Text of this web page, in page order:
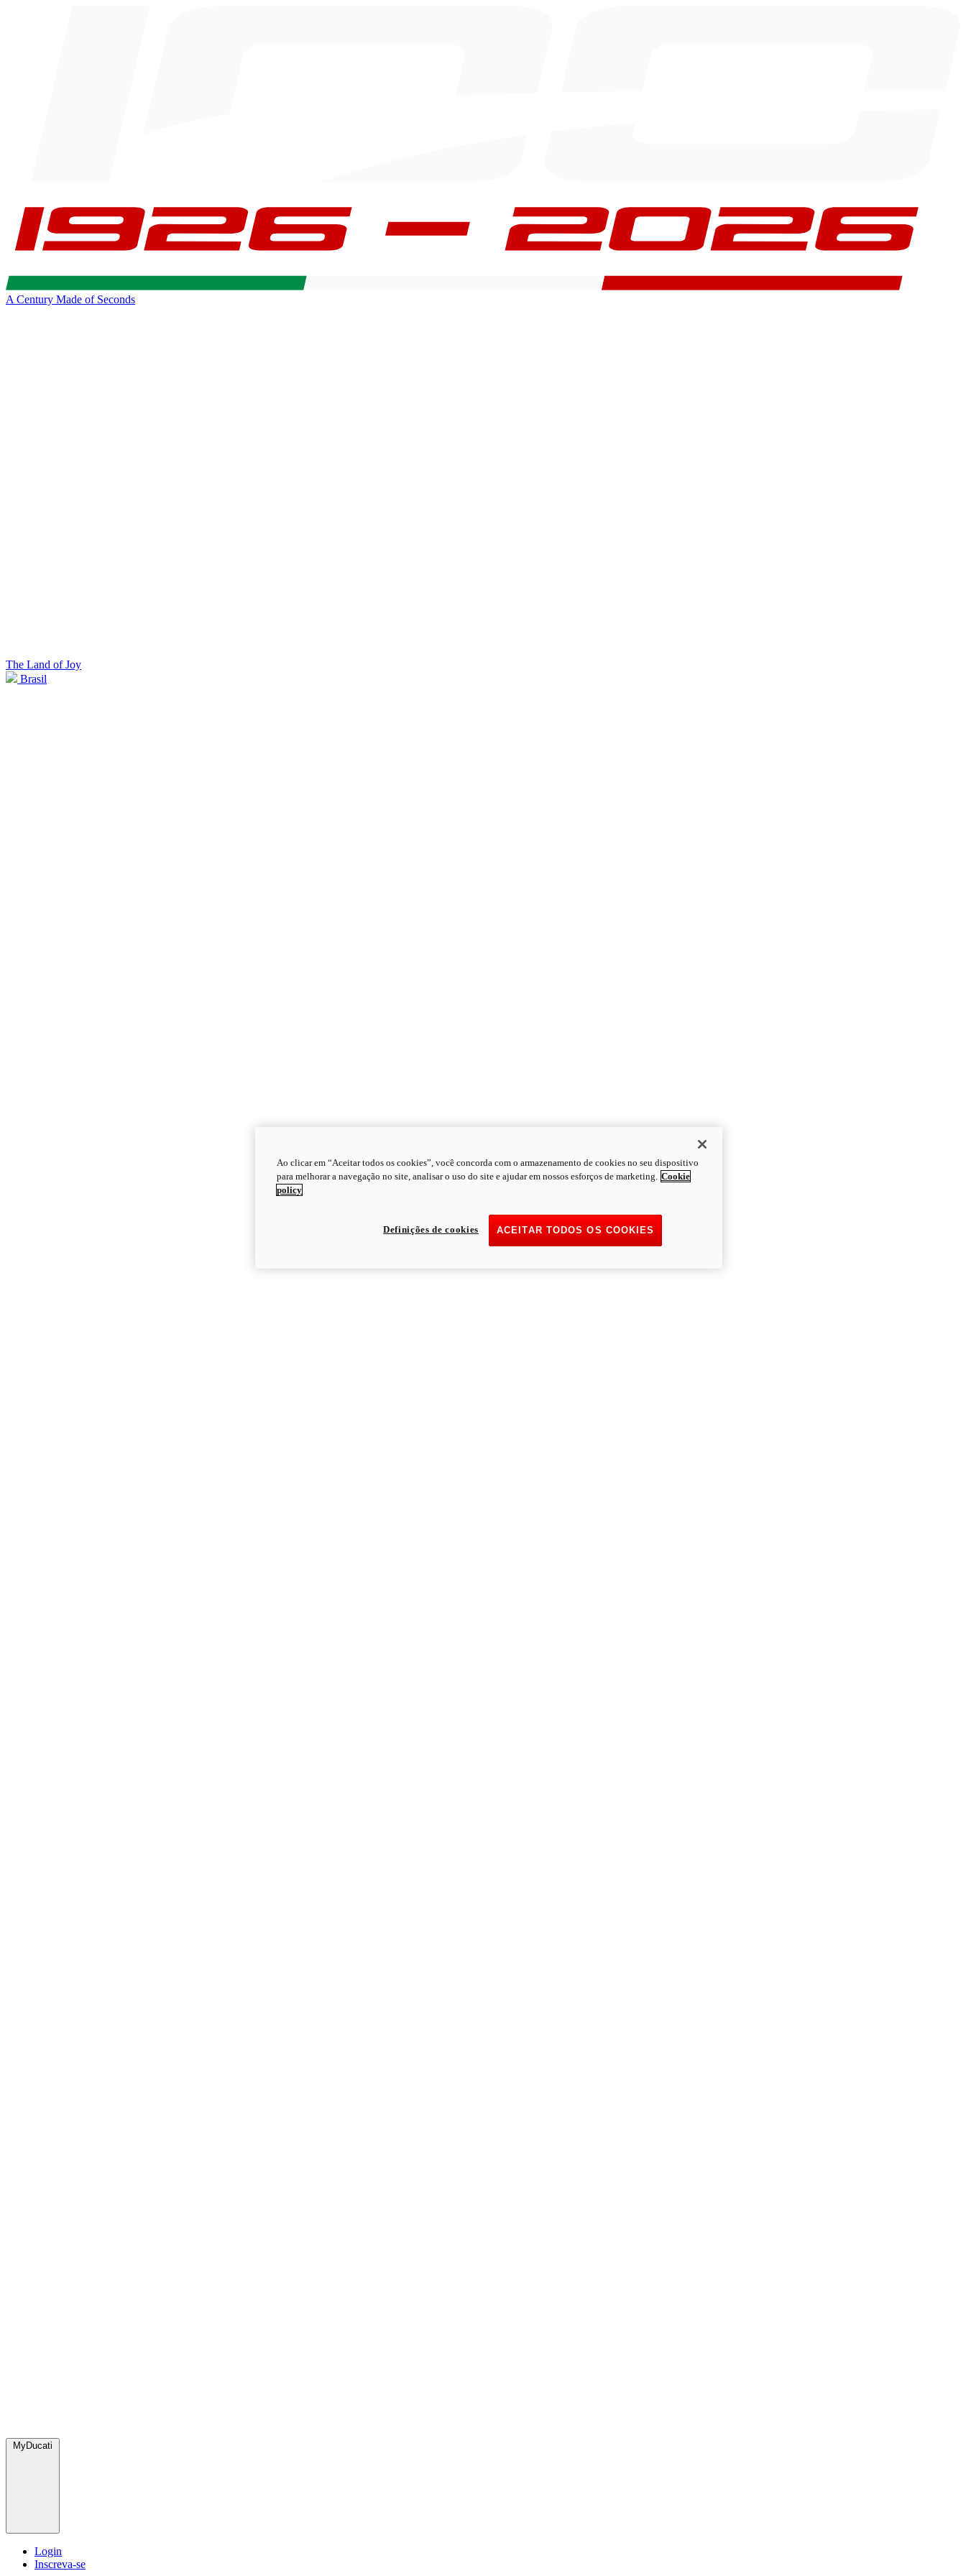
A Century Made of Seconds
The Land of Joy
Brasil
MyDucati
Login
Inscreva-se
Ao clicar em “Aceitar todos os cookies”, você concorda com o armazenamento de cookies no seu dispositivo
para melhorar a navegação no site, analisar o uso do site e ajudar em nossos esforços de marketing. Cookie
policy
ACEITAR TODOS OS COOKIES
Definições de cookies